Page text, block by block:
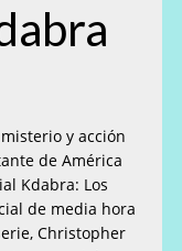
y acción
de América
Kdabra: Los
de media hora
Christopher